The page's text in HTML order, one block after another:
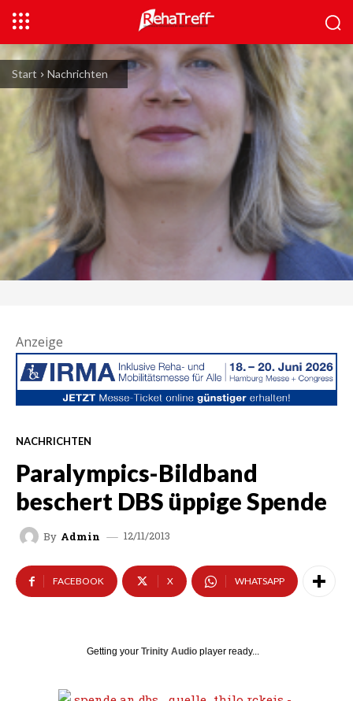
Start Nachrichten
Anzeige
NACHRICHTEN
Paralympics-Bildband
beschert DBS üppige Spende
By Admin 12/11/2013
FACEBOOK X WHATSAPP
Getting your Trinity Audio player ready...